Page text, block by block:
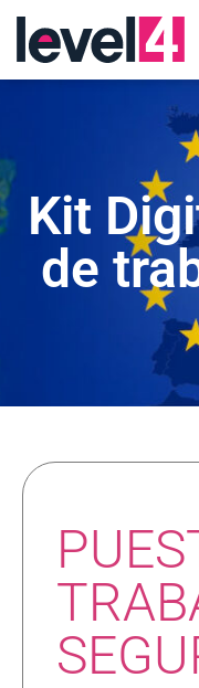
Kit
de